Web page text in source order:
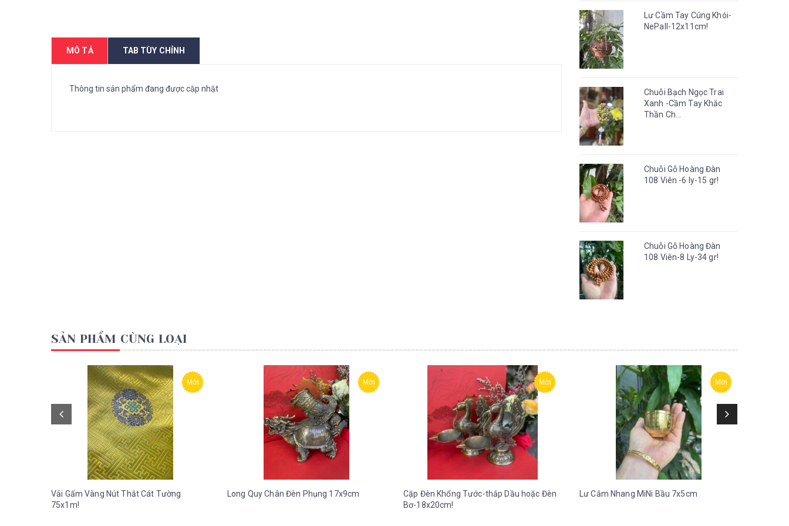
MÔ TẢ TAB TÙY CHỈNH
Thông tin sản phẩm đang được cập nhật
Lư Cầm Tay Cúng Khói-
NePall-12x11cm!
Chuỗi Bạch Ngọc Trai
Xanh -Cầm Tay Khắc
Thần Ch...
Chuỗi Gỗ Hoàng Đàn
108 Viên -6 ly-15 gr!
Chuỗi Gỗ Hoàng Đàn
108 Viên-8 Ly-34 gr!
SẢN PHẨM CÙNG LOẠI
Mới
Vải Gấm Vàng Nút Thắt Cát Tường
75x1m!
Mới
Long Quy Chân Đèn Phụng 17x9cm
Mới
Cặp Đèn Khổng Tước-thắp Dầu hoặc Đèn
Bơ-18x20cm!
Mới
Lư Cắm Nhang MiNi Bầu 7x5cm